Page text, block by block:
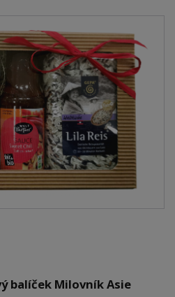
balíček Milovník Asie